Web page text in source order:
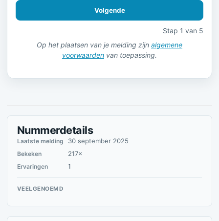
Volgende
Stap 1 van 5
Op het plaatsen van je melding zijn algemene
voorwaarden van toepassing.
Nummerdetails
Laatste melding 30 september 2025
Bekeken 217×
Ervaringen 1
VEELGENOEMD